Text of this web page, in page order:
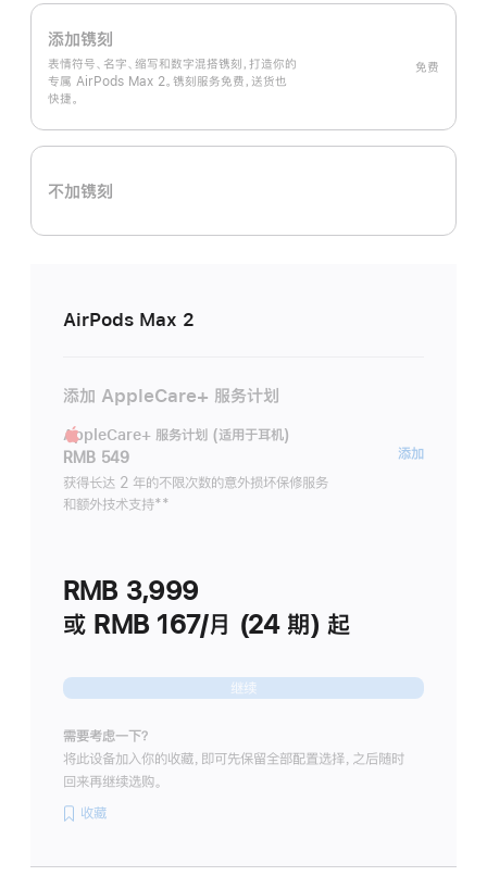
添加镌刻
表情符号、名字、缩写和数字混搭镌刻，打造你的
专属 AirPods Max 2。镌刻服务免费，送货也
快捷。
免费
不加镌刻
AirPods Max 2
添加 AppleCare+ 服务计划
AppleCare+ 服务计划 (适用于耳机)
RMB 549
获得长达 2 年的不限次数的意外损坏保修服务
和额外技术支持脚
**
添加
RMB 3,999
或 RMB 167/月 (24 期) 起
继续
需要考虑一下？
将此设备加入你的收藏，即可先保留全部配置选择，之后随时
回来再继续选购。
收藏